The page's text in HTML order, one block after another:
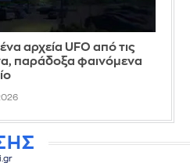
αρχεία UFO από τις
παράδοξα φαινόμενα